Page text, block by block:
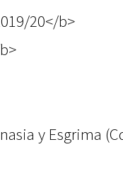
20</b>
y Esgrima